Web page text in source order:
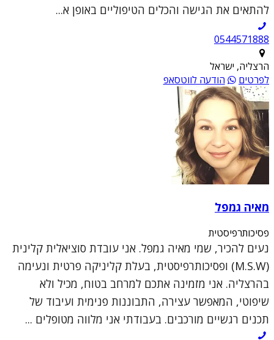
להתאים את הגישה והכלים הטיפוליים באופן א...
0544571888
הרצליה, ישראל
לפרטים
הודעה לווטסאפ
מאיה גמפל
פסיכותרפיסטית
נעים להכיר, שמי מאיה גמפל. אני עובדת סוציאלית קלינית
(M.S.W) ופסיכותרפיסטית, בעלת קליניקה פרטית ונעימה
בהרצליה. אני מזמינה אתכם למרחב בטוח, מכיל ולא
שיפוטי, המאפשר עצירה, התבוננות פנימית ועיבוד של
תכנים רגשיים מורכבים. בעבודתי אני מלווה מטופלים ...